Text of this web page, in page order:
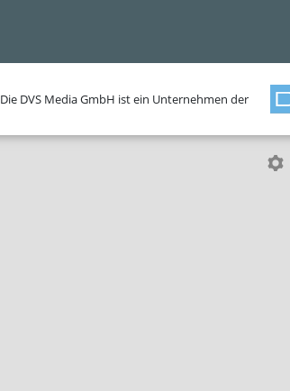
Die DVS Media GmbH ist ein Unternehmen der